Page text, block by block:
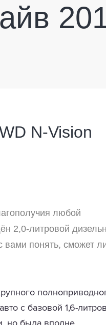
N-Vision
любой
2,0-литровой
вами понять, сможет
с базовой 1,6-